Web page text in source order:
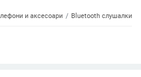
и аксесоари Bluetooth слушалки